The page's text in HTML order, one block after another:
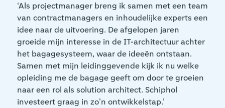
‘Als projectmanager breng ik samen met een team
van contractmanagers en inhoudelijke experts een
idee naar de uitvoering. De afgelopen jaren
groeide mijn interesse in de IT-architectuur achter
het bagagesysteem, waar de ideeën ontstaan.
Samen met mijn leidinggevende kijk ik nu welke
opleiding me de bagage geeft om door te groeien
naar een rol als solution architect. Schiphol
investeert graag in zo’n ontwikkelstap.’